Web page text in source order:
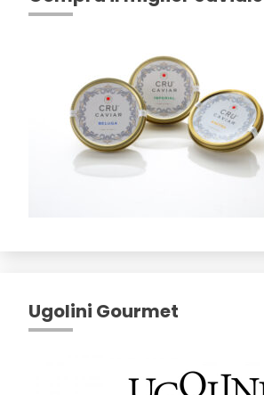
Ugolini Gourmet